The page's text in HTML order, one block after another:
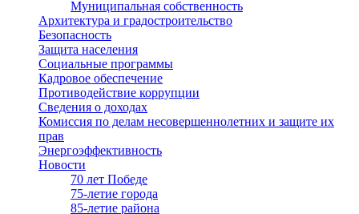
Муниципальная собственность
Архитектура и градостроительство
Безопасность
Защита населения
Социальные программы
Кадровое обеспечение
Противодействие коррупции
Сведения о доходах
Комиссия по делам несовершеннолетних и защите их
прав
Энергоэффективность
Новости
70 лет Победе
75-летие города
85-летие района